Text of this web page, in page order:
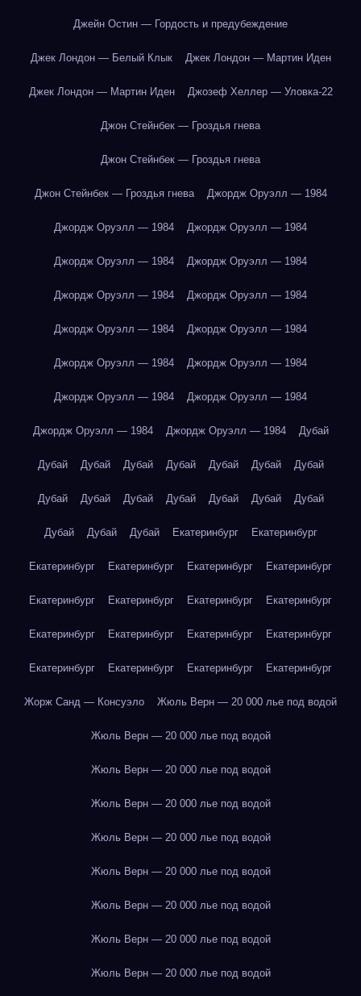
Джейн Остин — Гордость и предубеждение
Джек Лондон — Белый Клык Джек Лондон — Мартин Иден
Джек Лондон — Мартин Иден Джозеф Хеллер — Уловка-22
Джон Стейнбек — Гроздья гнева
Джон Стейнбек — Гроздья гнева
Джон Стейнбек — Гроздья гнева Джордж Оруэлл — 1984
Джордж Оруэлл — 1984 Джордж Оруэлл — 1984
Джордж Оруэлл — 1984 Джордж Оруэлл — 1984
Джордж Оруэлл — 1984 Джордж Оруэлл — 1984
Джордж Оруэлл — 1984 Джордж Оруэлл — 1984
Джордж Оруэлл — 1984 Джордж Оруэлл — 1984
Джордж Оруэлл — 1984 Джордж Оруэлл — 1984
Джордж Оруэлл — 1984 Джордж Оруэлл — 1984 Дубай
Дубай Дубай Дубай Дубай Дубай Дубай Дубай
Дубай Дубай Дубай Дубай Дубай Дубай Дубай
Дубай Дубай Дубай Екатеринбург Екатеринбург
Екатеринбург Екатеринбург Екатеринбург Екатеринбург
Екатеринбург Екатеринбург Екатеринбург Екатеринбург
Екатеринбург Екатеринбург Екатеринбург Екатеринбург
Екатеринбург Екатеринбург Екатеринбург Екатеринбург
Жорж Санд — Консуэло Жюль Верн — 20 000 лье под водой
Жюль Верн — 20 000 лье под водой
Жюль Верн — 20 000 лье под водой
Жюль Верн — 20 000 лье под водой
Жюль Верн — 20 000 лье под водой
Жюль Верн — 20 000 лье под водой
Жюль Верн — 20 000 лье под водой
Жюль Верн — 20 000 лье под водой
Жюль Верн — 20 000 лье под водой